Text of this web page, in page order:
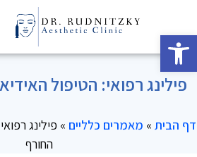
פתח סרגל נגישות
פילינג רפואי: הטיפול
דף הבית » מאמרים כלליים »פילינג
החורף